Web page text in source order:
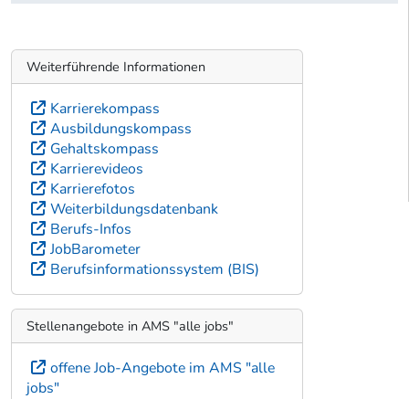
Weiterführende Informationen
Karrierekompass
Ausbildungskompass
Gehaltskompass
Karrierevideos
Karrierefotos
Weiterbildungsdatenbank
Berufs-Infos
JobBarometer
Berufsinformationssystem (BIS)
Stellenangebote in AMS "alle jobs"
offene Job-Angebote im AMS "alle
jobs"